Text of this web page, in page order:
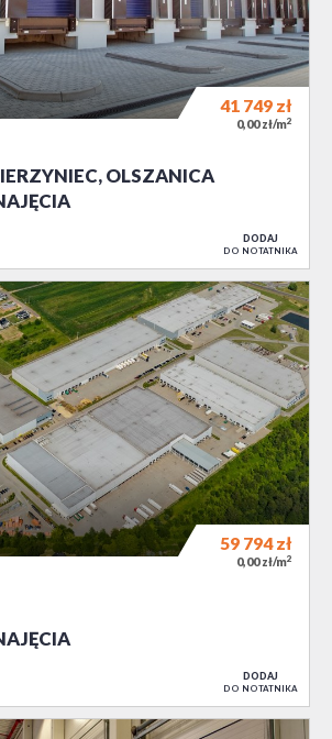
OLSZANICA
41 749 zł
0,00 zł/m2
DODAJ
DO NOTATNIKA
59 794zł
0,00 zł/m2
DODAJ
DO NOTATNIKA